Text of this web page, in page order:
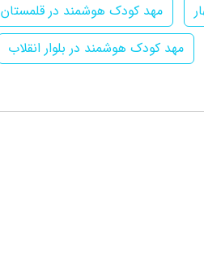
مهد کودک هوشمند در قلمستان
مهد کودک هوشمند در بلوار انقلاب